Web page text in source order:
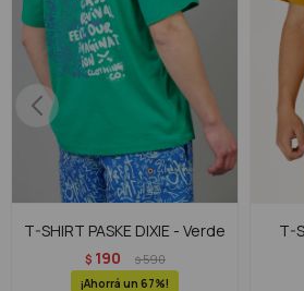
T-SHIRT PASKE DIXIE - Verde
$ 190 $590
67
T-